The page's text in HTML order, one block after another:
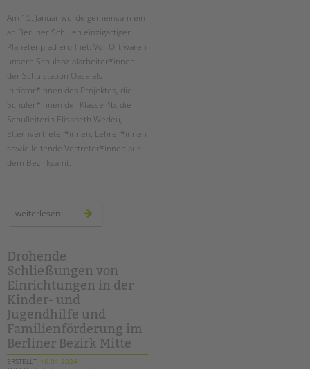
EINGLIEDERUNGSHILFE
BETREUTES WOHNEN
TANDEM BTL AKADEMIE
Zertfikatskurse
Seminarkalender
Seminarräume
PROFIL | LEITBILD
Kinder- und Jugendschutz
Unsere Videos
Gesellschafter VdK
schoolcoach BTL
tandem international
KARRIERE
Am 15. Januar wurde gemeinsam ein
an Berliner Schulen einzigartiger
Planetenpfad eröffnet. ­Vor Ort waren
unsere Schulsozialarbeiter*innen
der Schulstation Oase als
Initiator*innen des Projektes, die
Schüler*innen der Klasse 4b, die
Schulleiterin Elisabeth Wedeu,
Elternvertreter*innen, Lehrer*innen
sowie leitende Vertreter*innen aus
dem Bezirksamt.
weiterlesen einweihung
ludwig-
cauer-
grundschule
Drohende
Schließungen von
Einrichtungen in der
Kinder- und
Jugendhilfe und
Familienförderung im
Berliner Bezirk Mitte
ERSTELLT 16.01.2024